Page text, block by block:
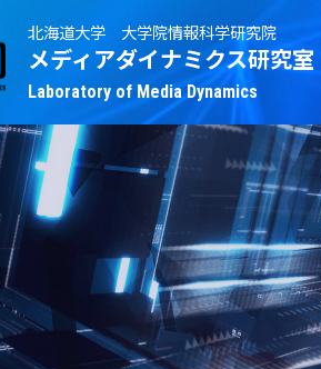
北海道大学 大学院情報科学研究院
メディアダイナミクス研究室
Laboratory of Media Dynamics